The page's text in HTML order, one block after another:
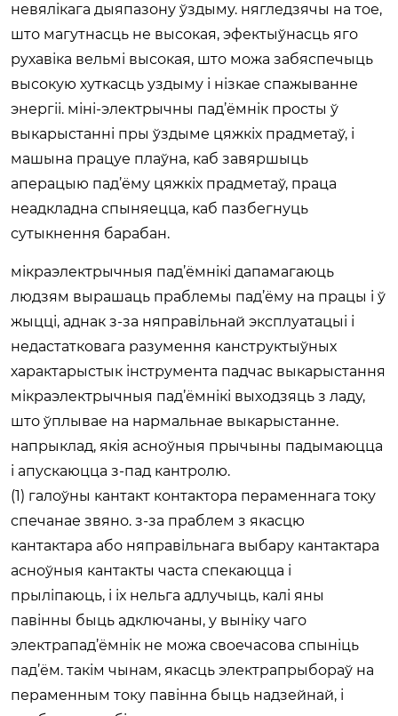
невялікага дыяпазону ўздыму. нягледзячы на тое,
што магутнасць не высокая, эфектыўнасць яго
рухавіка вельмі высокая, што можа забяспечыць
высокую хуткасць уздыму і нізкае спажыванне
энергіі. міні-электрычны пад’ёмнік просты ў
выкарыстанні пры ўздыме цяжкіх прадметаў, і
машына працуе плаўна, каб завяршыць
аперацыю пад’ёму цяжкіх прадметаў, праца
неадкладна спыняецца, каб пазбегнуць
сутыкнення барабан.
мікраэлектрычныя пад’ёмнікі дапамагаюць
людзям вырашаць праблемы пад’ёму на працы і ў
жыцці, аднак з-за няправільнай эксплуатацыі і
недастатковага разумення канструктыўных
характарыстык інструмента падчас выкарыстання
мікраэлектрычныя пад’ёмнікі выходзяць з ладу,
што ўплывае на нармальнае выкарыстанне.
напрыклад, якія асноўныя прычыны падымаюцца
і апускаюцца з-пад кантролю.
(1) галоўны кантакт контактора пераменнага току
спечанае звяно. з-за праблем з якасцю
кантактара або няправільнага выбару кантактара
асноўныя кантакты часта спекаюцца і
прыліпаюць, і іх нельга адлучыць, калі яны
павінны быць адключаны, у выніку чаго
электрапад’ёмнік не можа своечасова спыніць
пад’ём. такім чынам, якасць электрапрыбораў на
пераменным току павінна быць надзейнай, і